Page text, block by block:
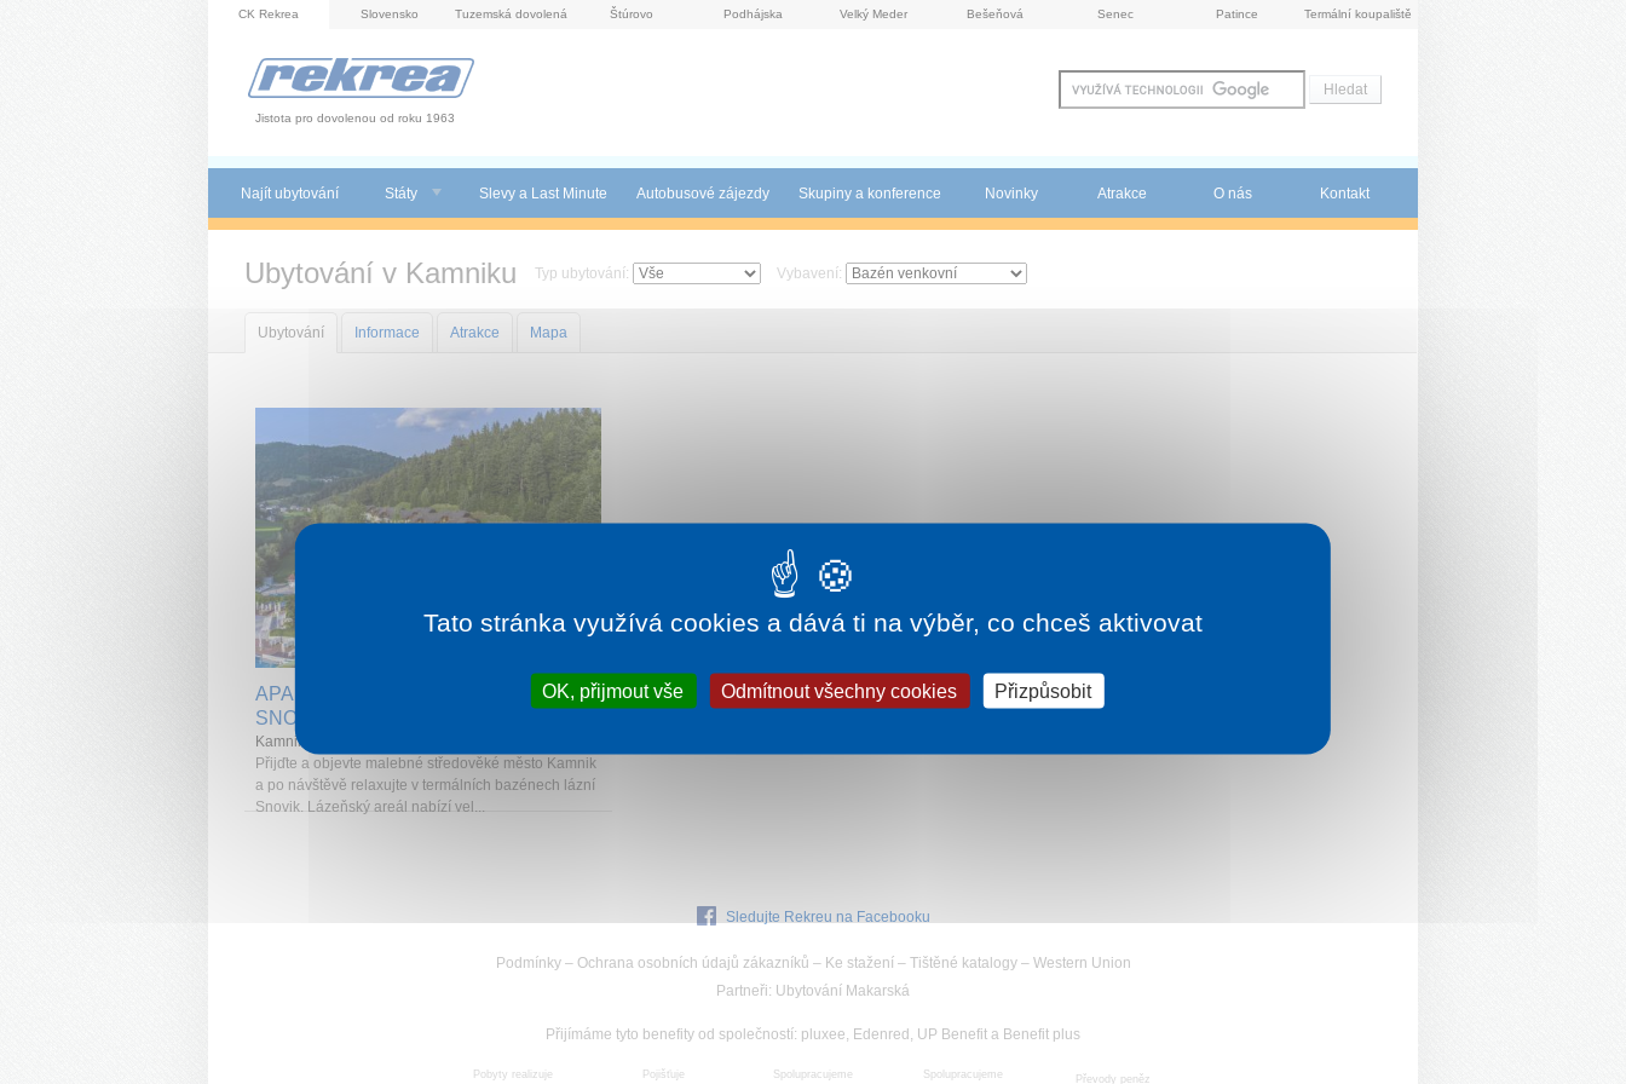
CK Rekrea Slovensko Tuzemská dovolená Štúrovo Podhájska Velký Meder Bešeňová Senec Patince Termální koupaliště
Jistota pro dovolenou od roku 1963
Najít ubytování Státy Slevy a Last Minute Autobusové zájezdy Skupiny a konference Novinky Atrakce O nás Kontakt
Ubytování v Kamniku Typ ubytování: Vybavení:
Ubytování Informace Atrakce Mapa
APARTMÁNOVÉ DOMY TERME
SNOVIK
Kamnik
Přijďte a objevte malebné středověké město Kamnik
a po návštěvě relaxujte v termálních bazénech lázní
Snovik. Lázeňský areál nabízí vel...
Sledujte Rekreu na Facebooku
Podmínky– Ochrana osobních údajů zákazníků – Ke stažení – Tištěné katalogy– Western Union
Partneři: Ubytování Makarská
Přijímáme tyto benefity od společností: pluxee, Edenred, UP Benefit a Benefit plus
Pobyty realizuje Pojišťuje Spolupracujeme Spolupracujeme Převody peněz
Tato stránka využívá cookies a dává ti na výběr, co chceš aktivovat
OK, přijmout vše Odmítnout všechny cookies Přizpůsobit